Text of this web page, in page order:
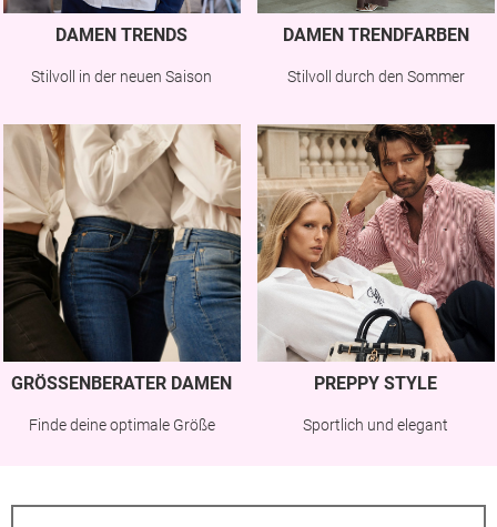
DAMEN TRENDS
Stilvoll in der neuen Saison
DAMEN TRENDFARBEN
Stilvoll durch den Sommer
GRÖSSENBERATER DAMEN
Finde deine optimale Größe
PREPPY STYLE
Sportlich und elegant